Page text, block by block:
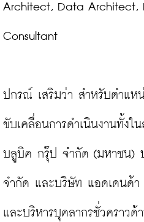
Architect, Data Architect,
Consultant
ปกรณ์ เสริมว่า สำหรับตำแหน่
ขับเคลื่อนการดำเนินงานทั้งใ
บลูบิค กรุ๊ป จำกัด (มหาชน)
จำกัด และบริษัท แอดเดนด้
และบริหารบุคลากรชั่วคราวด้